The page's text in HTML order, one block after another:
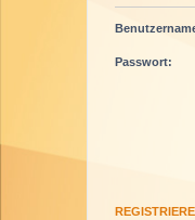
Passwort: